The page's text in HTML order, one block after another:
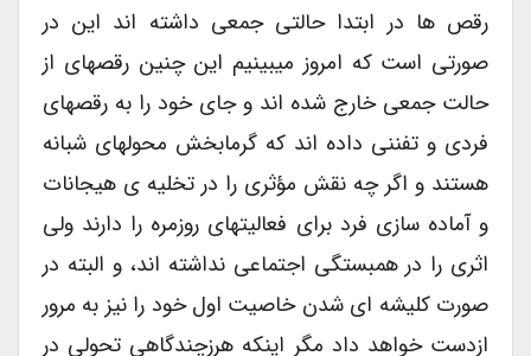
رقص ها در ابتدا حالتی جمعی داشته اند این در
صورتی است که امروز میبینیم این چنین رقصهای از
حالت جمعی خارج شده اند و جای خود را به رقصهای
فردی و تفننی داده اند که گرمابخش محولهای شبانه
هستند و اگر چه نقش مؤثری را در تخلیه ی هیجانات
و آماده سازی فرد برای فعالیتهای روزمره را دارند ولی
اثری را در همبستگی اجتماعی نداشته اند، و البته در
صورت کلیشه ای شدن خاصیت اول خود را نیز به مرور
ازدست خواهد داد مگر اینکه هرزچندگاهی تحولی در